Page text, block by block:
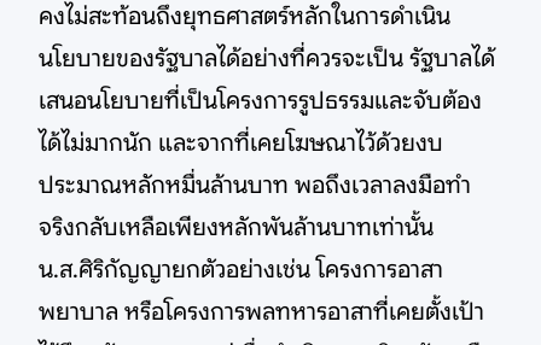
คงไม่สะท้อนถึงยุทธศาสตร์หลักในการดำเนิน
นโยบายของรัฐบาลได้อย่างที่ควรจะเป็น รัฐบาลได้
เสนอนโยบายที่เป็นโครงการรูปธรรมและจับต้อง
ได้ไม่มากนัก และจากที่เคยโฆษณาไว้ด้วยงบ
ประมาณหลักหมื่นล้านบาท พอถึงเวลาลงมือทำ
จริงกลับเหลือเพียงหลักพันล้านบาทเท่านั้น
น.ส.ศิริกัญญายกตัวอย่างเช่น โครงการอาสา
พยาบาล หรือโครงการพลทหารอาสาที่เคยตั้งเป้า